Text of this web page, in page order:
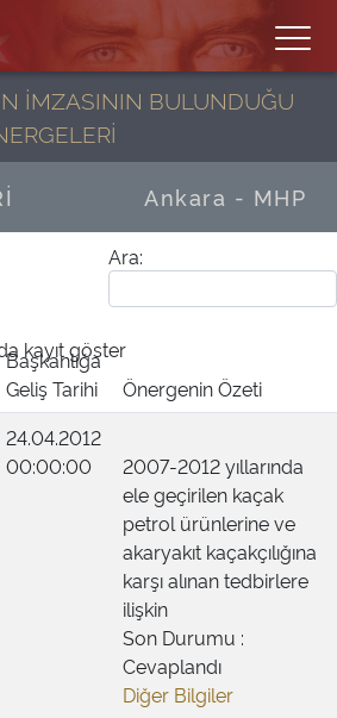
İMZASININ BULUNDUĞU
Ankara - MHP
Ara:
kayıt göster
Başkanlığa
Geliş Tarihi
Önergenin Özeti
24.04.2012
00:00:00
2007-2012 yıllarında
ele geçirilen kaçak
petrol ürünlerine ve
akaryakıt kaçakçılığına
karşı alınan tedbirlere
ilişkin
Son Durumu :
Cevaplandı
Diğer Bilgiler